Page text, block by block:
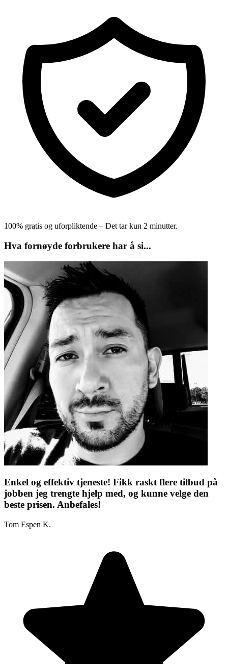
100% gratis og uforpliktende – Det tar kun 2 minutter.
Hva fornøyde forbrukere har å si...
Enkel og effektiv tjeneste! Fikk raskt flere tilbud på
jobben jeg trengte hjelp med, og kunne velge den
beste prisen. Anbefales!
Tom Espen K.